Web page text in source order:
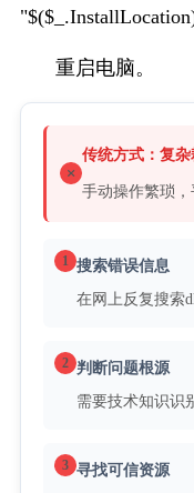
重启电脑。
传统方式：复杂
手动操作繁琐
1
搜索错误信息
在网上反复搜索
2 判断问题根源
需要技术知识识
3 寻找可信资源